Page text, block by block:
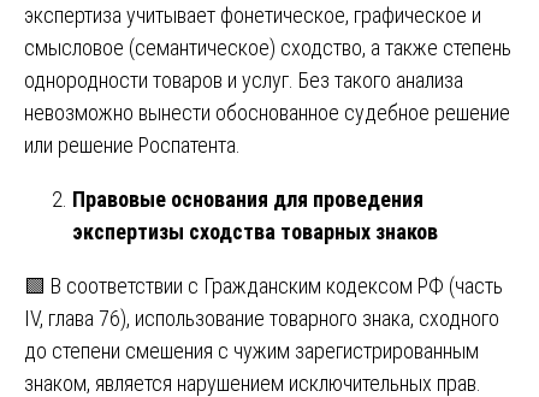
экспертиза учитывает фонетическое, графическое и
смысловое (семантическое) сходство, а также степень
однородности товаров и услуг. Без такого анализа
невозможно вынести обоснованное судебное решение
или решение Роспатента.
Правовые основания для проведения
экспертизы сходства товарных знаков
🟩 В соответствии с Гражданским кодексом РФ (часть
IV, глава 76), использование товарного знака, сходного
до степени смешения с чужим зарегистрированным
знаком, является нарушением исключительных прав.